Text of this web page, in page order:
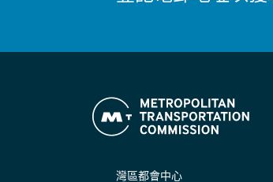
灣區都會中心